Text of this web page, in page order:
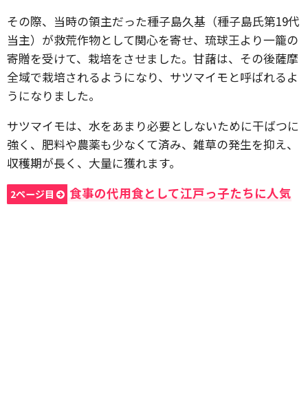
その際、当時の領主だった種子島久基（種子島氏第19代
当主）が救荒作物として関心を寄せ、琉球王より一籠の
寄贈を受けて、栽培をさせました。甘藷は、その後薩摩
全域で栽培されるようになり、サツマイモと呼ばれるよ
うになりました。
サツマイモは、水をあまり必要としないために干ばつに
強く、肥料や農薬も少なくて済み、雑草の発生を抑え、
収穫期が長く、大量に獲れます。
2ページ目 食事の代用食として江戸っ子たちに人気